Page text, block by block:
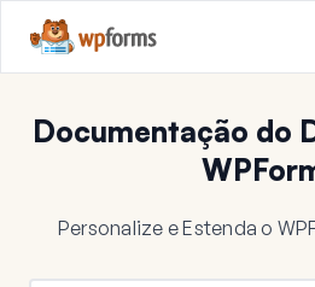
Documentação do
Personalize e Estenda o